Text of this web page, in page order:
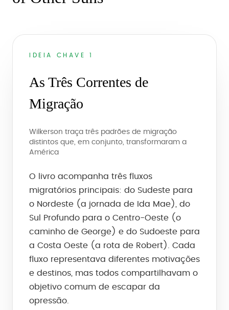
IDEIA CHAVE 1
As Três Correntes de
Migração
Wilkerson traça três padrões de migração
distintos que, em conjunto, transformaram a
América
O livro acompanha três fluxos
migratórios principais: do Sudeste para
o Nordeste (a jornada de Ida Mae), do
Sul Profundo para o Centro-Oeste (o
caminho de George) e do Sudoeste para
a Costa Oeste (a rota de Robert). Cada
fluxo representava diferentes motivações
e destinos, mas todos compartilhavam o
objetivo comum de escapar da
opressão.